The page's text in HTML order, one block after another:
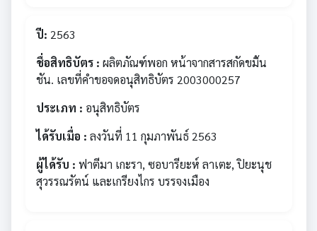
ปี: 2563
ชื่อสิทธิบัตร : ผลิตภัณฑ์พอก หน้าจากสารสกัดขมิ้น
ชัน. เลขที่คำขอจดอนุสิทธิบัตร 2003000257
ประเภท : อนุสิทธิบัตร
ได้รับเมื่อ : ลงวันที่ 11 กุมภาพันธ์ 2563
ผู้ได้รับ : ฟาตีมา เกะรา, ซอบารียะห์ ลาเตะ, ปิยะนุช
สุวรรณรัตน์ และเกรียงไกร บรรจงเมือง